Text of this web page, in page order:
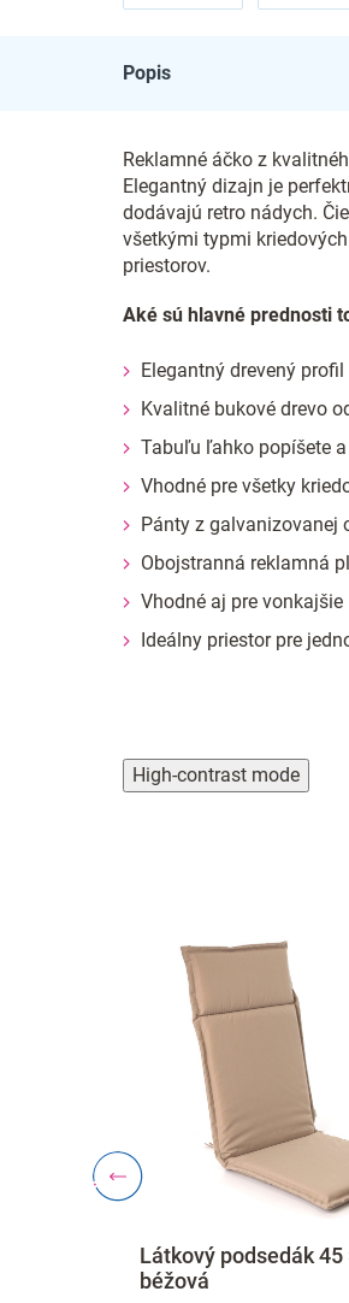
Popis
Reklamné áčko z
Elegantný dizajn je
dodávajú retro nádych.
všetkými typmi
priestorov.
Aké sú hlavné prednosti
Elegantný drevený
Kvalitné bukové drevo
Tabuľu ľahko popíšete
Vhodné pre všetky
Pánty z galvanizovanej
Obojstranná reklamná
Vhodné aj pre vonkajšie
Ideálny priestor pre
High-contrast mode
Látkový podsedák 45
béžová